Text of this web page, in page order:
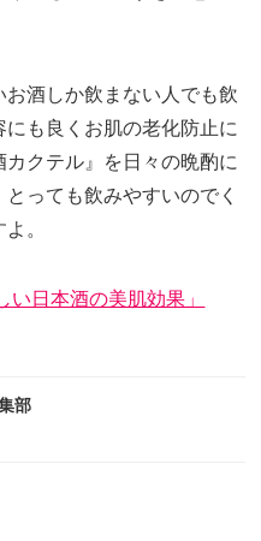
酒しか飲まない人でも飲
も良くお肌の老化防止に
クテル』を日々の晩酌に
っても飲みやすいのでく
。
い日本酒の美肌効果」
部